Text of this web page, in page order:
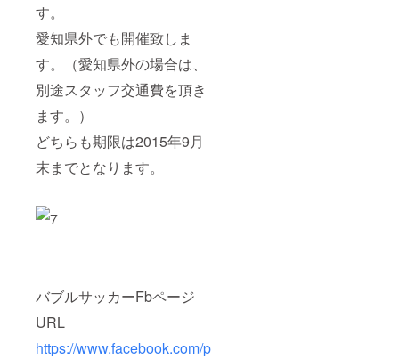
す。
愛知県外でも開催致しま
す。（愛知県外の場合は、
別途スタッフ交通費を頂き
ます。）
どちらも期限は2015年9月
末までとなります。
バブルサッカーFbページ
URL
https://www.facebook.com/p